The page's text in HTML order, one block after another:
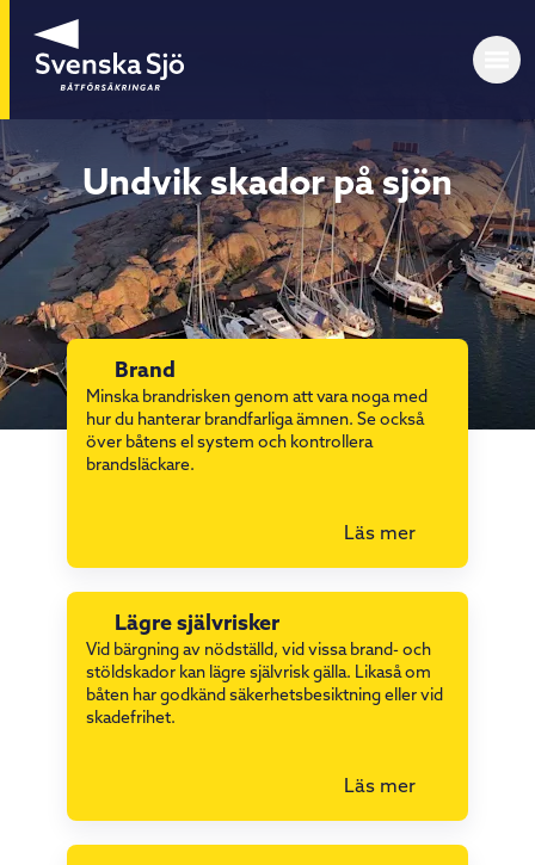
Undvik skador på sjön
Brand
Minska brandrisken genom att vara noga med
hur du hanterar brandfarliga ämnen. Se också
över båtens el system och kontrollera
brandsläckare.
Läs mer
Lägre självrisker
Vid bärgning av nödställd, vid vissa brand- och
stöldskador kan lägre självrisk gälla. Likaså om
båten har godkänd säkerhetsbesiktning eller vid
skadefrihet.
Läs mer